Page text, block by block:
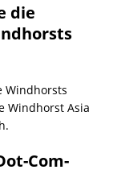
die
Windhorsts
Windhorst Asia
Com-